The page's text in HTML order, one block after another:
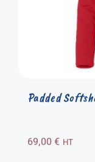
Padded
69,00€ HT